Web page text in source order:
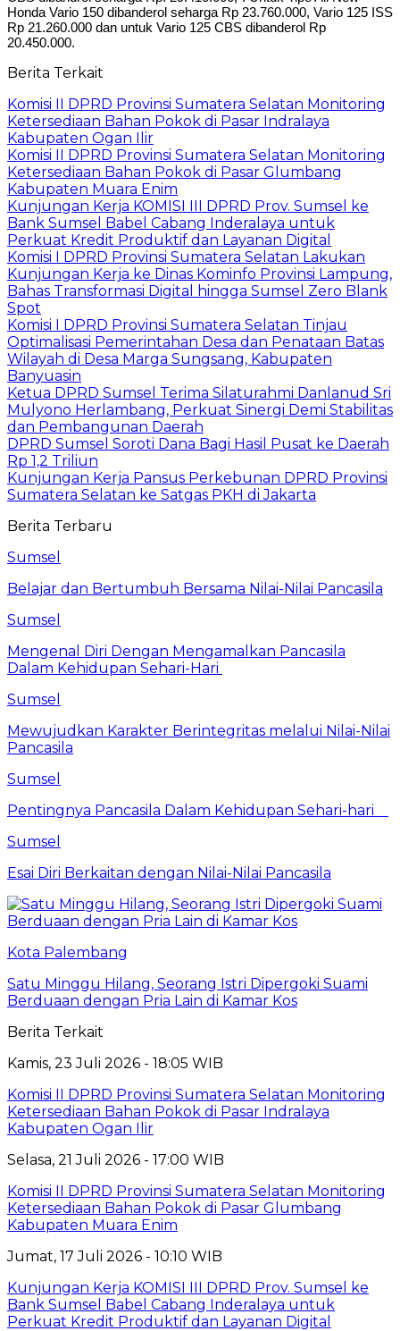
Honda Vario 150 dibanderol seharga Rp 23.760.000, Vario 125 ISS
Rp 21.260.000 dan untuk Vario 125 CBS dibanderol Rp
20.450.000.
Berita Terkait
Komisi II DPRD Provinsi Sumatera Selatan Monitoring
Ketersediaan Bahan Pokok di Pasar Indralaya
Kabupaten Ogan Ilir
Komisi II DPRD Provinsi Sumatera Selatan Monitoring
Ketersediaan Bahan Pokok di Pasar Glumbang
Kabupaten Muara Enim
Kunjungan Kerja KOMISI III DPRD Prov. Sumsel ke
Bank Sumsel Babel Cabang Inderalaya untuk
Perkuat Kredit Produktif dan Layanan Digital
Komisi I DPRD Provinsi Sumatera Selatan Lakukan
Kunjungan Kerja ke Dinas Kominfo Provinsi Lampung,
Bahas Transformasi Digital hingga Sumsel Zero Blank
Spot
Komisi I DPRD Provinsi Sumatera Selatan Tinjau
Optimalisasi Pemerintahan Desa dan Penataan Batas
Wilayah di Desa Marga Sungsang, Kabupaten
Banyuasin
Ketua DPRD Sumsel Terima Silaturahmi Danlanud Sri
Mulyono Herlambang, Perkuat Sinergi Demi Stabilitas
dan Pembangunan Daerah
DPRD Sumsel Soroti Dana Bagi Hasil Pusat ke Daerah
Rp 1,2 Triliun
Kunjungan Kerja Pansus Perkebunan DPRD Provinsi
Sumatera Selatan ke Satgas PKH di Jakarta
Berita Terbaru
Sumsel
Belajar dan Bertumbuh Bersama Nilai-Nilai Pancasila
Sumsel
Mengenal Diri Dengan Mengamalkan Pancasila
Dalam Kehidupan Sehari-Hari
Sumsel
Mewujudkan Karakter Berintegritas melalui Nilai-Nilai
Pancasila
Sumsel
Pentingnya Pancasila Dalam Kehidupan Sehari-hari
Sumsel
Esai Diri Berkaitan dengan Nilai-Nilai Pancasila
Kota Palembang
Satu Minggu Hilang, Seorang Istri Dipergoki Suami
Berduaan dengan Pria Lain di Kamar Kos
Berita Terkait
Kamis, 23 Juli 2026 - 18:05 WIB
Komisi II DPRD Provinsi Sumatera Selatan Monitoring
Ketersediaan Bahan Pokok di Pasar Indralaya
Kabupaten Ogan Ilir
Selasa, 21 Juli 2026 - 17:00 WIB
Komisi II DPRD Provinsi Sumatera Selatan Monitoring
Ketersediaan Bahan Pokok di Pasar Glumbang
Kabupaten Muara Enim
Jumat, 17 Juli 2026 - 10:10 WIB
Kunjungan Kerja KOMISI III DPRD Prov. Sumsel ke
Bank Sumsel Babel Cabang Inderalaya untuk
Perkuat Kredit Produktif dan Layanan Digital